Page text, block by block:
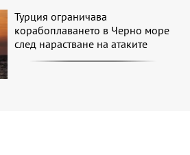
Турция ограничава
корабоплаването в Черно море
след нарастване на атаките